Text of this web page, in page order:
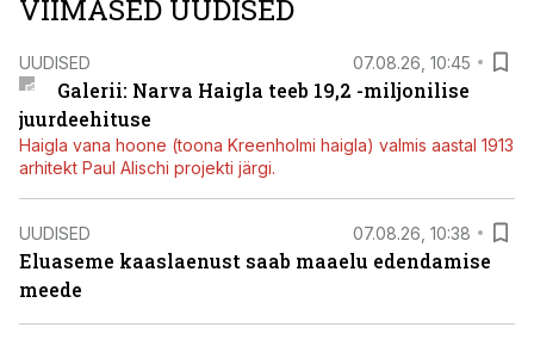
VIIMASED UUDISED
UUDISED 07.08.26, 10:45
Galerii: Narva Haigla teeb 19,2 -miljonilise
juurdeehituse
Haigla vana hoone (toona Kreenholmi haigla) valmis aastal 1913
arhitekt Paul Alischi projekti järgi.
UUDISED 07.08.26, 10:38
Eluaseme kaaslaenust saab maaelu edendamise
meede